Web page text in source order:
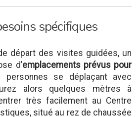
spécifiques
départ des visites guidées, un
d’emplacements prévus pour
se déplaçant avec
alors quelques mètres à
très facilement au Centre
situé au rez de chaussée